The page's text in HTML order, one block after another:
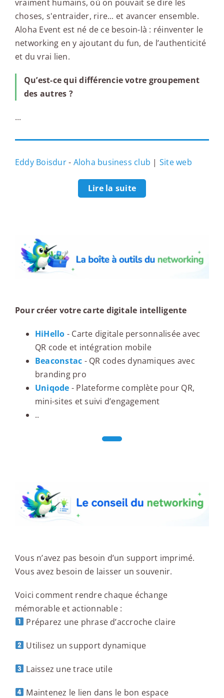
vraiment humains, où on pouvait se dire les
choses, s'entraider, rire... et avancer ensemble.
Aloha Event est né de ce besoin-là : réinventer le
networking en y ajoutant du fun, de l’authenticité
et du vrai lien.
Qu’est-ce qui différencie votre groupement
des autres ?
...
Eddy Boisdur- Aloha business club | Site web
Lire la suite
Pour créer votre carte digitale intelligente
HiHello - Carte digitale personnalisée avec
QR code et intégration mobile
Beaconstac - QR codes dynamiques avec
branding pro
Uniqode - Plateforme complète pour QR,
mini-sites et suivi d’engagement
..
Vous n’avez pas besoin d’un support imprimé.
Vous avez besoin de laisser un souvenir.
Voici comment rendre chaque échange
mémorable et actionnable :
Préparez une phrase d’accroche claire
Utilisez un support dynamique
Laissez une trace utile
Maintenez le lien dans le bon espace